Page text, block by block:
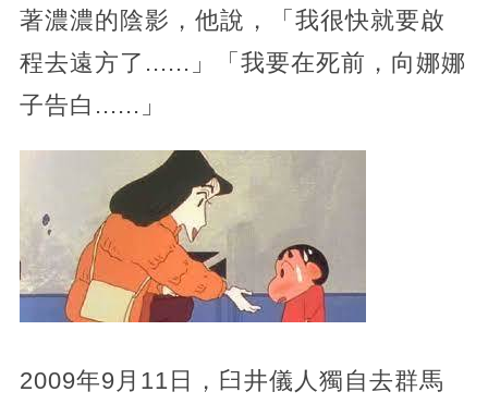
著濃濃的陰影，他說，「我很快就要啟
程去遠方了......」「我要在死前，向娜娜
子告白......」
2009年9月11日，臼井儀人獨自去群馬